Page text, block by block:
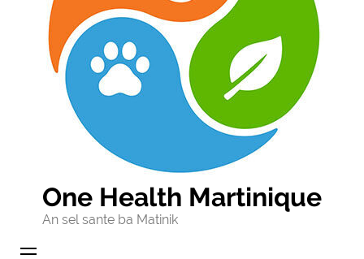
One Health Martinique
An sel sante ba Matinik